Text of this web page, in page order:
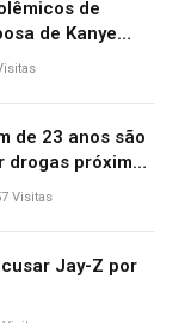
de
de Kanye
no Grammy
de 23 anos são
drogas próximo
diz polícia
Visitas
Jay-Z por